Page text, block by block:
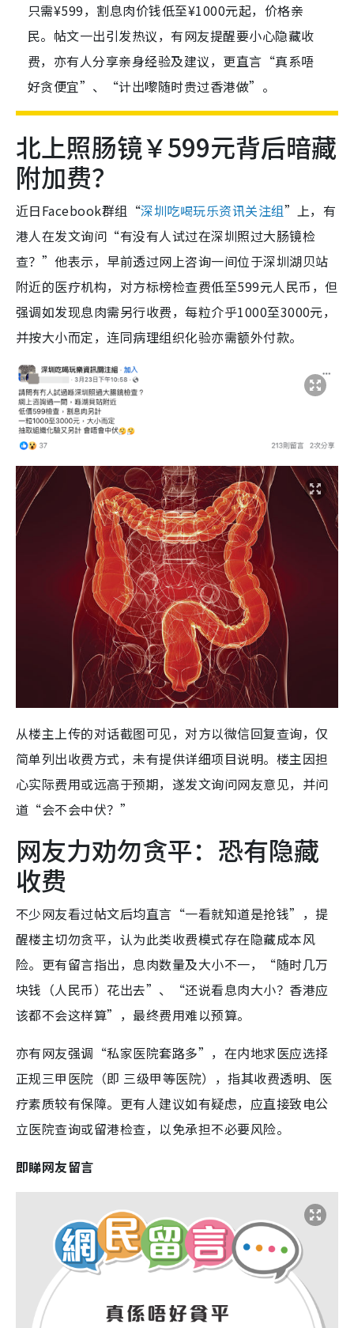
只需¥599，割息肉价钱低至¥1000元起，价格亲
民。帖文一出引发热议，有网友提醒要小心隐藏收
费，亦有人分享亲身经验及建议，更直言“真系唔
好贪便宜”、“计出嚟随时贵过香港做”。
北上照肠镜￥599元背后暗藏
附加费？
近日Facebook群组“深圳吃喝玩乐资讯关注组”上，有
港人在发文询问“有没有人试过在深圳照过大肠镜检
查？”他表示，早前透过网上咨询一间位于深圳湖贝站
附近的医疗机构，对方标榜检查费低至599元人民币，但
强调如发现息肉需另行收费，每粒介乎1000至3000元，
并按大小而定，连同病理组织化验亦需额外付款。
从楼主上传的对话截图可见，对方以微信回复查询，仅
简单列出收费方式，未有提供详细项目说明。楼主因担
心实际费用或远高于预期，遂发文询问网友意见，并问
道“会不会中伏？”
网友力劝勿贪平：恐有隐藏
收费
不少网友看过帖文后均直言“一看就知道是抢钱”，提
醒楼主切勿贪平，认为此类收费模式存在隐藏成本风
险。更有留言指出，息肉数量及大小不一，“随时几万
块钱（人民币）花出去”、“还说看息肉大小？香港应
该都不会这样算”，最终费用难以预算。
亦有网友强调“私家医院套路多”，在内地求医应选择
正规三甲医院（即 三级甲等医院），指其收费透明、医
疗素质较有保障。更有人建议如有疑虑，应直接致电公
立医院查询或留港检查，以免承担不必要风险。
即睇网友留言